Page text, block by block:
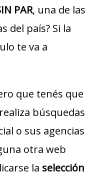
PAR, una de las
del país? Si la
te va a
que tenés que
búsquedas
o sus agencias
otra web
la selección